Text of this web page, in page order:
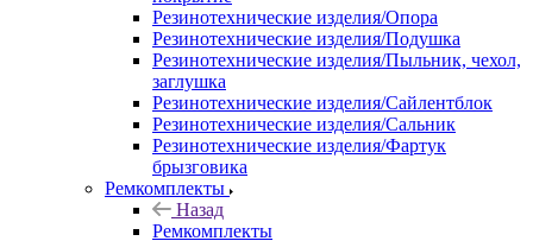
Резинотехнические изделия/Опора
Резинотехнические изделия/Подушка
Резинотехнические изделия/Пыльник, чехол,
заглушка
Резинотехнические изделия/Сайлентблок
Резинотехнические изделия/Сальник
Резинотехнические изделия/Фартук
брызговика
Ремкомплекты
Назад
Ремкомплекты